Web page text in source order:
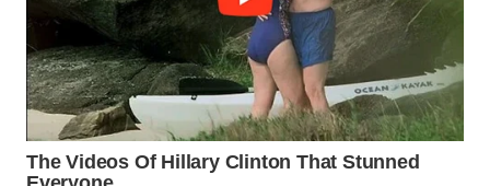
WN
NATUNA
WN
BINTAN
WN